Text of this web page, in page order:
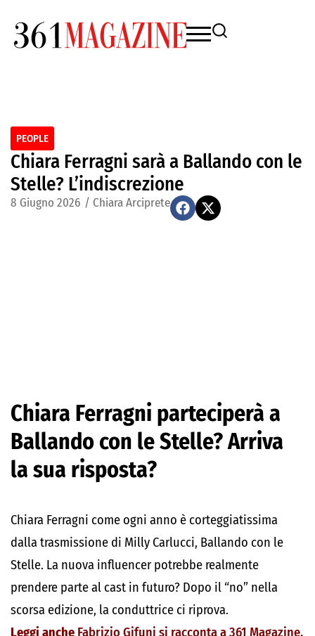
PEOPLE
Chiara Ferragni sarà a Ballando con le
Stelle? L’indiscrezione
8 Giugno 2026 / Chiara Arciprete
Chiara Ferragni parteciperà a
Ballando con le Stelle? Arriva
la sua risposta?
Chiara Ferragni come ogni anno è corteggiatissima
dalla trasmissione di Milly Carlucci, Ballando con le
Stelle. La nuova influencer potrebbe realmente
prendere parte al cast in futuro? Dopo il “no” nella
scorsa edizione, la conduttrice ci riprova.
Leggi anche Fabrizio Gifuni si racconta a 361 Magazine.